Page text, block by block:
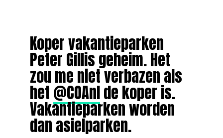
Koper vakantieparken
Peter Gillis geheim. Het
zou me niet verbazen als
het@COAnlde koper is.
Vakantieparken worden
dan asielparken.